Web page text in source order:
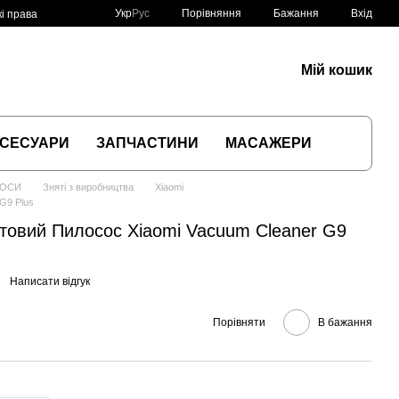
права
УкрРус Порівняння Бажання Вхід
Мій кошик
ЗАПЧАСТИНИ МАСАЖЕРИ
Зняті з виробництва
Xiaomi
Plus
Пилосос Xiaomi Vacuum Cleaner G9
Написати відгук
Порівняти В бажання